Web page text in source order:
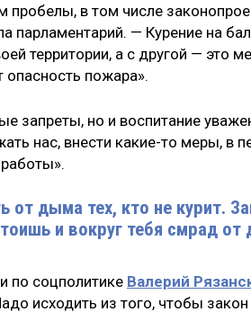
пробелы, в том числе
парламентарий. — Курение на
территории, а с другой — это
пожара».
запреты, но и воспитание
нас, внести какие-то меры, в
дыма тех, кто не курит.
и вокруг тебя смрад
по соцполитике Валерий
исходить из того, чтобы